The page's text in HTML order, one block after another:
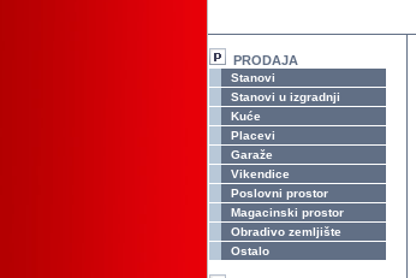
PRODAJA
Stanovi
Stanovi u izgradnji
Kuće
Placevi
Garaže
Vikendice
Poslovni prostor
Magacinski prostor
Obradivo zemljište
Ostalo